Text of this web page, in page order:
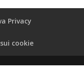
Privacy
cookie